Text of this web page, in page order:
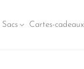
Sacs Cartes-cadeaux